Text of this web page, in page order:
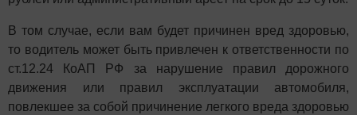
В том случае, если вам будет причинен вред здоровью,
то водитель может быть привлечен к ответственности по
ст.12.24 КоАП РФ за нарушение правил дорожного
движения или правил эксплуатации автомобиля,
повлекшее за собой причинение легкого вреда здоровью